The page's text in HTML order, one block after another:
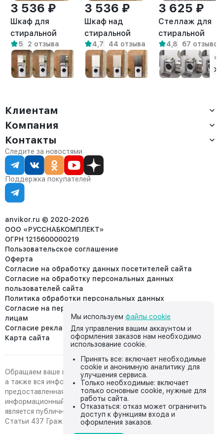
3 536 ₽
Шкаф для
стиральной
машины Креус
амаретто
5 2 отзыва
3 536 ₽
Шкаф над
стиральной
машиной
напольный Гата
амаретто
4,7 44 отзыва
3 625 ₽
Стеллаж для
стиральной
сушильной
машин Шексна
белый/
амаретто
4,8 67
Клиентам
Доставка
Оплата
Сервис
Статус заказа
Статьи
Компания
О компании
Контакты
Партнёрам
Контакты
Отдел продаж:
8 (800) 234-22-62
corp@anvikor.ru
Ежедневно, с 7:00-19:00 (МСК)
Отдел рекламации:
8 (953) 455-25-61
Следите за новостями
Поддержка покупателей
anvikor.ru © 2020-2026
ООО «РУССНАБКОМПЛЕКТ»
ОГРН 1215600000219
Пользовательское соглашение
Оферта
Согласие на обработку данных посетителей сайта
Согласие на обработку персональных данных
пользователей сайта
Политика обработки персональных данных
Согласие на передачу персональных данных третьим
лицам
Согласие реклама
Карта сайта
Обращаем ваше внимание на то, что данный интернет-сайт,
а также вся информация о товарах и ценах,
предоставленная на нём, носит исключительно
информационный характер и ни при каких условиях не
является публичной офертой, определяемой положениями
Статьи 437 Гражданского кодекса Российской Федерации.
Мы используем файлы cookie
Для управления вашим аккаунтом и
оформления заказов нам необходимо
использование cookie.
Принять все: включает необходимые
cookie и анонимную аналитику для
улучшения сервиса.
Только необходимые: включает
только основные cookie, нужные для
работы сайта.
Отказаться: отказ может ограничить
доступ к функциям входа и
оформления заказов.